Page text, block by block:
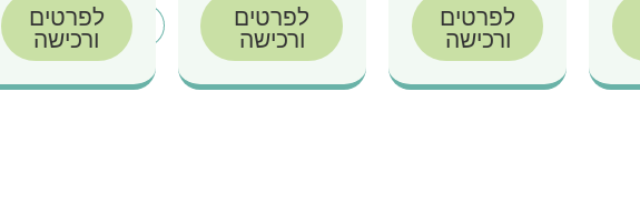
לפרטים
ורכישה
לפרטים
ורכישה
לפרטים
ורכישה